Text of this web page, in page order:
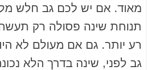
מאוד. אם יש לכם גב חלש
תנוחת שינה פסולה רק
רע יותר. גם אם מעולם לא
גב לפני, שינה בדרך הלא